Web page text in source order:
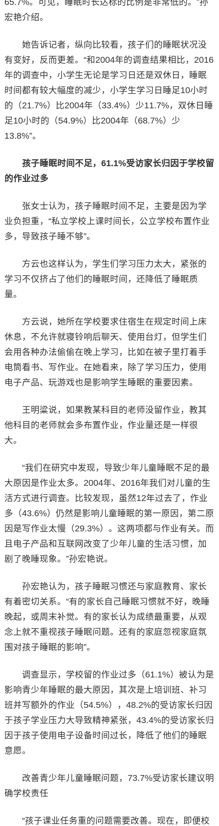
65.7%。可见，睡眠时长达标的比例是非常低的。”孙
宏艳介绍。
她告诉记者，纵向比较看，孩子们的睡眠状况没
有变好，反而更差。“和2004年的调查结果相比，2016
年的调查中，小学生无论是学习日还是双休日，睡眠
时间都有较大幅度的减少，小学生学习日睡足10小时
的（21.7%）比2004年（33.4%）少11.7%，双休日睡
足10小时的（54.9%）比2004年（68.7%）少
13.8%”。
孩子睡眠时间不足，61.1%受访家长归因于学校留
的作业过多
张女士认为，孩子睡眠时间不足，主要是因为学
业负担重，“私立学校上课时间长，公立学校布置作业
多，导致孩子睡不够”。
方云也这样认为，学生们学习压力太大，紧张的
学习不仅挤占了他们的睡眠时间，还降低了睡眠质
量。
方云说，她所在学校要求住宿生在规定时间上床
休息，不允许就寝铃响后聊天、使用台灯，但学生们
会用各种办法偷偷在晚上学习，比如在被子里打着手
电筒看书、写作业。在她看来，除了学习压力，使用
电子产品、玩游戏也是影响学生睡眠的重要因素。
王明粱说，如果教某科目的老师没留作业，教其
他科目的老师就会多布置作业，作业量还是一样很
大。
“我们在研究中发现，导致少年儿童睡眠不足的最
大原因是作业太多。2004年、2016年我们对儿童的生
活方式进行调查。比较发现，虽然12年过去了，作业
多（43.6%）仍然是影响儿童睡眠的第一原因，第二原
因是写作业太慢（29.3%）。这两项都与作业有关。而
且电子产品和互联网改变了少年儿童的生活习惯，加
剧了晚睡现象。”孙宏艳说。
孙宏艳认为，孩子睡眠习惯还与家庭教育、家长
有着密切关系。“有的家长自己睡眠习惯就不好，晚睡
晚起，或周末补觉。有的家长认为成绩最重要，从观
念上就不重视孩子睡眠问题。还有的家庭忽视家庭氛
围对孩子睡眠的影响”。
调查显示，学校留的作业过多（61.1%）被认为是
影响青少年睡眠的最大原因，其次是上培训班、补习
班并写额外的作业（54.5%），48.2%的受访家长归因
于孩子学业压力大导致精神紧张，43.4%的受访家长归
因于孩子使用电子设备时间过长，降低了他们的睡眠
意愿。
改善青少年儿童睡眠问题，73.7%受访家长建议明
确学校责任
“孩子课业任务重的问题需要改善。现在，即便校